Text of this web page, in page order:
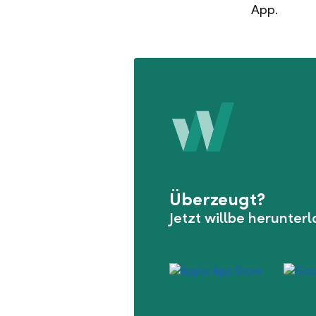
App.
Überzeugt?
Jetzt willbe